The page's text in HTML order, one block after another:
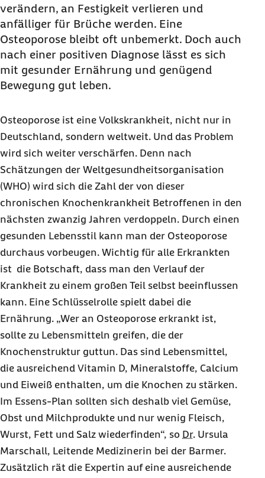
verändern, an Festigkeit verlieren und
anfälliger für Brüche werden. Eine
Osteoporose bleibt oft unbemerkt. Doch auch
nach einer positiven Diagnose lässt es sich
mit gesunder Ernährung und genügend
Bewegung gut leben.
Osteoporose ist eine Volkskrankheit, nicht nur in
Deutschland, sondern weltweit. Und das Problem
wird sich weiter verschärfen. Denn nach
Schätzungen der Weltgesundheitsorganisation
(WHO) wird sich die Zahl der von dieser
chronischen Knochenkrankheit Betroffenen in den
nächsten zwanzig Jahren verdoppeln. Durch einen
gesunden Lebensstil kann man der Osteoporose
durchaus vorbeugen. Wichtig für alle Erkrankten
ist die Botschaft, dass man den Verlauf der
Krankheit zu einem großen Teil selbst beeinflussen
kann. Eine Schlüsselrolle spielt dabei die
Ernährung. „Wer an Osteoporose erkrankt ist,
sollte zu Lebensmitteln greifen, die der
Knochenstruktur guttun. Das sind Lebensmittel,
die ausreichend Vitamin D, Mineralstoffe, Calcium
und Eiweiß enthalten, um die Knochen zu stärken.
Im Essens-Plan sollten sich deshalb viel Gemüse,
Obst und Milchprodukte und nur wenig Fleisch,
Wurst, Fett und Salz wiederfinden“, so Dr. Ursula
Marschall, Leitende Medizinerin bei der Barmer.
Zusätzlich rät die Expertin auf eine ausreichende